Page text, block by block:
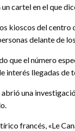
cartel en el que
kioscos del centro
delante de
que el número
interés llegadas de
una
francés, «Le